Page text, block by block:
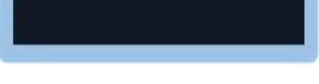
特戰英豪valorant 儲值